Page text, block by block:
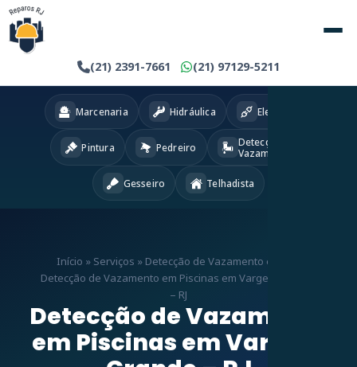
(21) 2391-7661 (21) 97129-5211
Marcenaria Hidráulica Eletricista
Pintura Pedreiro
Detecção
Vazamentos
Gesseiro Telhadista
Início » Serviços » Detecção de Vazamento em RJ
Detecção de Vazamento em Piscinas em Vargem Grande
– RJ
Detecção de Vazamento
em Piscinas em Vargem